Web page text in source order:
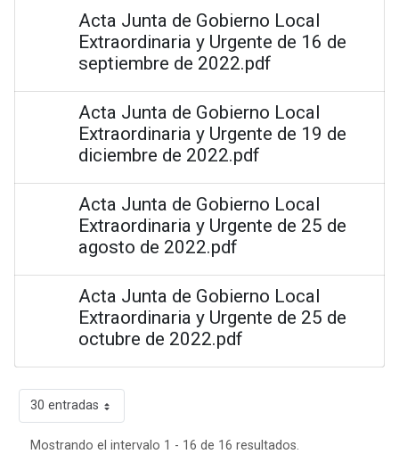
Acta Junta de Gobierno Local
Extraordinaria y Urgente de 16 de
septiembre de 2022.pdf
Acta Junta de Gobierno Local
Extraordinaria y Urgente de 19 de
diciembre de 2022.pdf
Acta Junta de Gobierno Local
Extraordinaria y Urgente de 25 de
agosto de 2022.pdf
Acta Junta de Gobierno Local
Extraordinaria y Urgente de 25 de
octubre de 2022.pdf
30 entradas
Mostrando el intervalo 1 - 16 de 16 resultados.